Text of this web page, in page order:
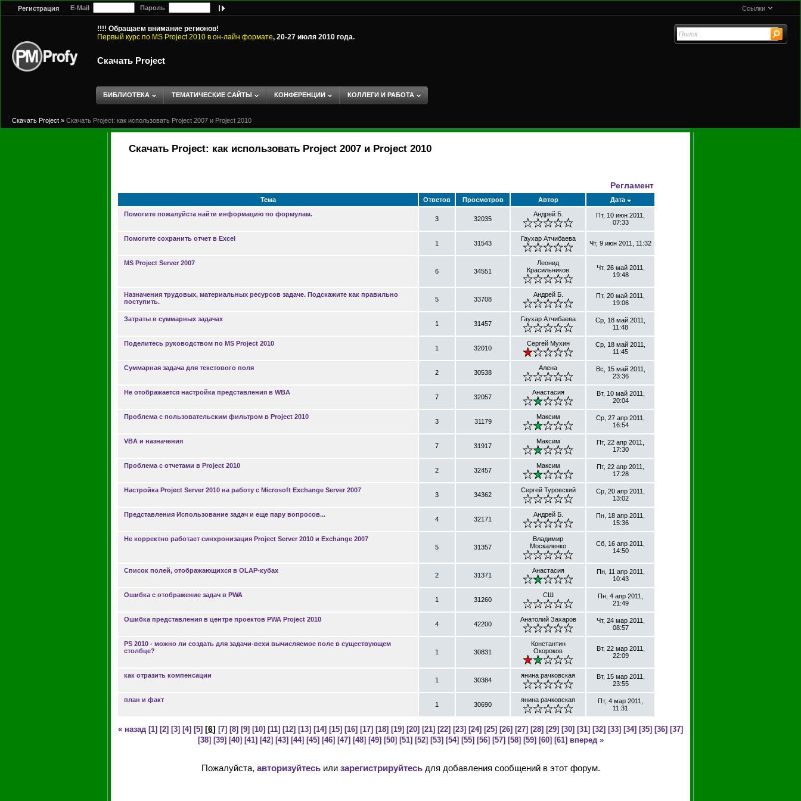
Регистрация E-Mail Пароль Ссылки
!!!! Обращаем внимание регионов!
Первый курс по MS Project 2010 в он-лайн формате, 20-27 июля 2010 года.
Скачать Project
БИБЛИОТЕКА ТЕМАТИЧЕСКИЕ САЙТЫ КОНФЕРЕНЦИИ КОЛЛЕГИ И РАБОТА
Скачать Project » Скачать Project: как использовать Project 2007 и Project 2010
Скачать Project: как использовать Project 2007 и Project 2010
Регламент
Тема Ответов Просмотров Автор
Дата
Помогите пожалуйста найти информацию по формулам.
3 32035
Андрей Б.
Пт, 10 июн 2011,
07:33
Помогите сохранить отчет в Excel
1 31543
Гаухар Атчибаева
Чт, 9 июн 2011, 11:32
MS Project Server 2007
6
34551
Леонид
Красильников
Чт, 26 май 2011,
19:48
Назначения трудовых, материальных ресурсов задаче. Подскажите как правильно
поступить.
5 33708
Андрей Б.
Пт, 20 май 2011,
19:06
Затраты в суммарных задачах
1 31457
Гаухар Атчибаева
Ср, 18 май 2011,
11:48
Поделитесь руководством по MS Project 2010
1 32010
Сергей Мухин
Ср, 18 май 2011,
11:45
Суммарная задача для текстового поля
2 30538
Алена
Вс, 15 май 2011,
23:36
Не отображается настройка представления в WBA
7 32057
Анастасия
Вт, 10 май 2011,
20:04
Проблема с пользовательским фильтром в Project 2010
3 31179
Максим
Ср, 27 апр 2011,
16:54
VBA и назначения
7 31917
Максим
Пт, 22 апр 2011,
17:30
Проблема с отчетами в Project 2010
2 32457
Максим
Пт, 22 апр 2011,
17:28
Настройка Project Server 2010 на работу с Microsoft Exchange Server 2007
3 34362
Сергей Туровский
Ср, 20 апр 2011,
13:02
Представления Использование задач и еще пару вопросов...
4 32171
Андрей Б.
Пн, 18 апр 2011,
15:36
Не корректно работает синхронизация Project Server 2010 и Exchange 2007
5
31357
Владимир
Москаленко
Сб, 16 апр 2011,
14:50
Список полей, отображающихся в OLAP-кубах
2 31371
Анастасия
Пн, 11 апр 2011,
10:43
Ошибка с отображение задач в PWA
1 31260
СШ
Пн, 4 апр 2011,
21:49
Ошибка представления в центре проектов PWA Project 2010
4 42200
Анатолий Захаров
Чт, 24 мар 2011,
08:57
PS 2010 - можно ли создать для задачи-вехи вычисляемое поле в существующем
столбце?
1 30831
Константин
Окороков
Вт, 22 мар 2011,
22:09
как отразить компенсации
1 30384
янина рачковская
Вт, 15 мар 2011,
23:55
план и факт
1 30690
янина рачковская
Пт, 4 мар 2011,
11:31
« назад [1] [2] [3] [4] [5] [6] [7] [8] [9] [10] [11] [12] [13] [14] [15] [16] [17] [18] [19] [20] [21] [22] [23] [24] [25] [26] [27] [28] [29] [30] [31] [32] [33] [34] [35] [36] [37]
[38] [39] [40] [41] [42] [43] [44] [45] [46] [47] [48] [49] [50] [51] [52] [53] [54] [55] [56] [57] [58] [59] [60] [61] вперед »
Пожалуйста, авторизуйтесьили зарегистрируйтесьдля добавления сообщений в этот форум.